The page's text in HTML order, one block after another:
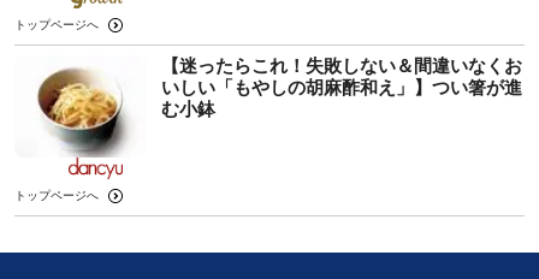
トップページへ
【迷ったらこれ！失敗しない＆間違いなくお
いしい「もやしの胡麻酢和え」】つい箸が進
む小鉢
トップページへ